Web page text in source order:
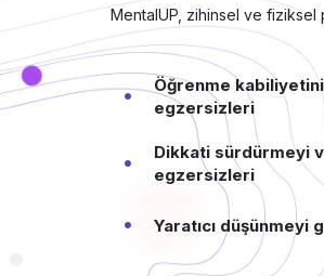
MentalUP, zihinsel ve fiziksel
Öğrenme
egzersizleri
Dikkati sürdürmeyi
egzersizleri
Yaratıcı